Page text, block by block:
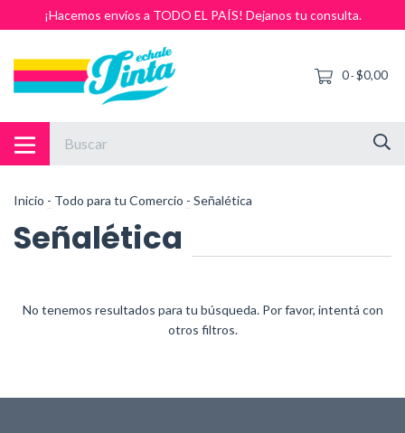
¡Hacemos envíos a TODO EL PAÍS! Dejanos tu consulta.
0-$0,00
Inicio - Todo para tu Comercio - Señalética
Señalética
No tenemos resultados para tu búsqueda. Por favor, intentá con
otros filtros.